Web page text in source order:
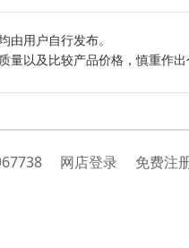
由用户自行发布。
以及比较产品价格，慎重作出
网店登录 免费注